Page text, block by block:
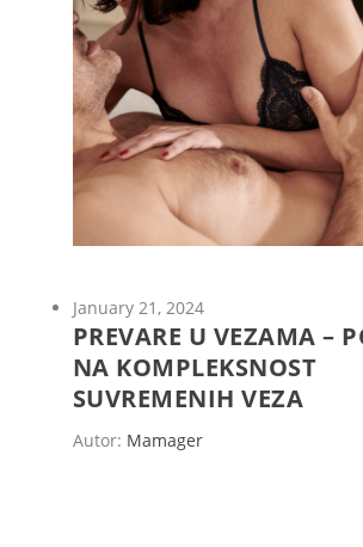
January 21, 2024
PREVARE U VEZAMA –
NA KOMPLEKSNOST
SUVREMENIH VEZA
Autor: Mamager